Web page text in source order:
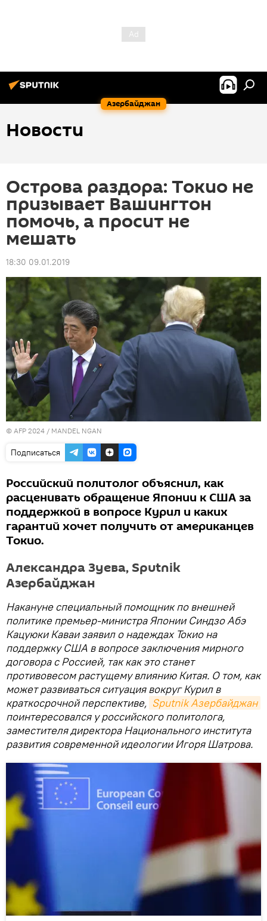
Азербайджан
Новости
Острова раздора: Токио не
призывает Вашингтон
помочь, а просит не
мешать
18:30 09.01.2019
© AFP 2024 / MANDEL NGAN
Подписаться
Российский политолог объяснил, как
расценивать обращение Японии к США за
поддержкой в вопросе Курил и каких
гарантий хочет получить от американцев
Токио.
Александра Зуева, Sputnik
Азербайджан
Накануне специальный помощник по внешней
политике премьер-министра Японии Синдзо Абэ
Кацуюки Каваи заявил о надеждах Токио на
поддержку США в вопросе заключения мирного
договора с Россией, так как это станет
противовесом растущему влиянию Китая. О том, как
может развиваться ситуация вокруг Курил в
краткосрочной перспективе, Sputnik Азербайджан
поинтересовался у российского политолога,
заместителя директора Национального института
развития современной идеологии Игоря Шатрова.